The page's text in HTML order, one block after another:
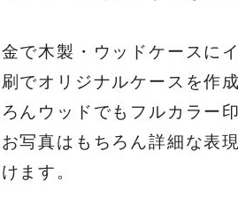
で木製・ウッドケースに
でオリジナルケースを作
んウッドでもフルカラー
写真はもちろん詳細な表
ます。